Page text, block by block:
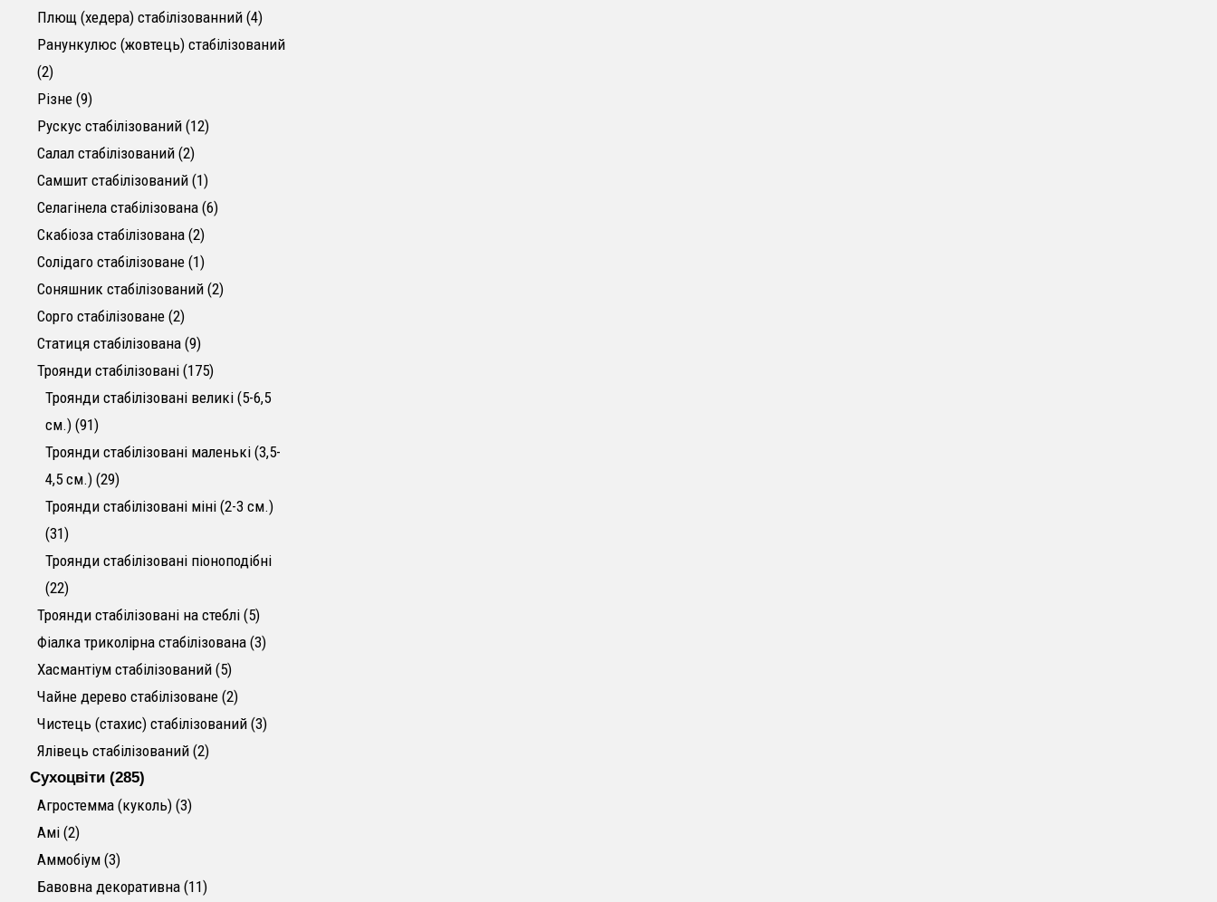
Плющ (хедера) стабілізованний 44 товари
Ранункулюс (жовтець) стабілізований
22 товари
Різне 99 товарів
Рускус стабілізований 1212 товарів
Салал стабілізований 22 товари
Самшит стабілізований 11 товар
Селагінела стабілізована 66 товарів
Скабіоза стабілізована 22 товари
Солідаго стабілізоване 11 товар
Соняшник стабілізований 22 товари
Сорго стабілізоване 22 товари
Статиця стабілізована 99 товарів
Троянди стабілізовані 175175 товарів
Троянди стабілізовані великі (5-6,5
см.) 9191 товар
Троянди стабілізовані маленькі (3,5-
4,5 см.) 2929 товарів
Троянди стабілізовані міні (2-3 см.)
3131 товар
Троянди стабілізовані піоноподібні
2222 товари
Троянди стабілізовані на стеблі 55 товарів
Фіалка триколірна стабілізована 33 товари
Хасмантіум стабілізований 55 товарів
Чайне дерево стабілізоване 22 товари
Чистець (стахис) стабілізований 33 товари
Ялівець стабілізований 22 товари
Сухоцвіти 285285 товарів
Агростемма (куколь) 33 товари
Амі 22 товари
Аммобіум 33 товари
Бавовна декоративна 1111 товарів